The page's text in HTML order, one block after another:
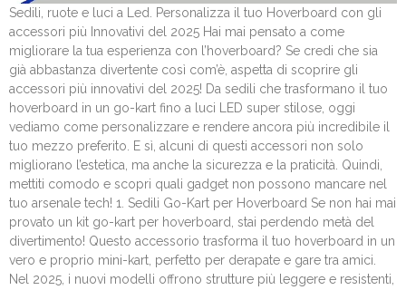
Sedili, ruote e luci a Led. Personalizza il tuo Hoverboard con gli
accessori più Innovativi del 2025 Hai mai pensato a come
migliorare la tua esperienza con l’hoverboard? Se credi che sia
già abbastanza divertente così com’è, aspetta di scoprire gli
accessori più innovativi del 2025! Da sedili che trasformano il tuo
hoverboard in un go-kart fino a luci LED super stilose, oggi
vediamo come personalizzare e rendere ancora più incredibile il
tuo mezzo preferito. E sì, alcuni di questi accessori non solo
migliorano l’estetica, ma anche la sicurezza e la praticità. Quindi,
mettiti comodo e scopri quali gadget non possono mancare nel
tuo arsenale tech! 1. Sedili Go-Kart per Hoverboard Se non hai mai
provato un kit go-kart per hoverboard, stai perdendo metà del
divertimento! Questo accessorio trasforma il tuo hoverboard in un
vero e proprio mini-kart, perfetto per derapate e gare tra amici.
Nel 2025, i nuovi modelli offrono strutture più leggere e resistenti,